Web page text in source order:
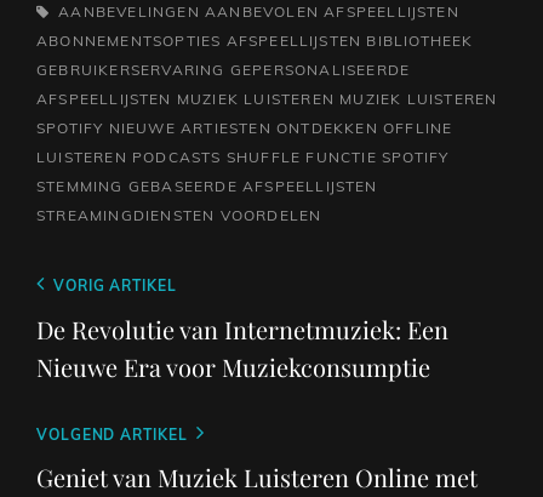
TAGS,AANBEVELINGEN AANBEVOLEN AFSPEELLIJSTEN
ABONNEMENTSOPTIES AFSPEELLIJSTEN BIBLIOTHEEK
GEBRUIKERSERVARING GEPERSONALISEERDE
AFSPEELLIJSTEN MUZIEK LUISTEREN MUZIEK LUISTEREN
SPOTIFY NIEUWE ARTIESTEN ONTDEKKEN OFFLINE
LUISTEREN PODCASTS SHUFFLE FUNCTIE SPOTIFY
STEMMING GEBASEERDE AFSPEELLIJSTEN
STREAMINGDIENSTEN VOORDELEN
Berichtnavigatie
Vorig
bericht
VORIG ARTIKEL
De Revolutie van Internetmuziek: Een
Nieuwe Era voor Muziekconsumptie
Volgend
bericht
VOLGEND ARTIKEL
Geniet van Muziek Luisteren Online met